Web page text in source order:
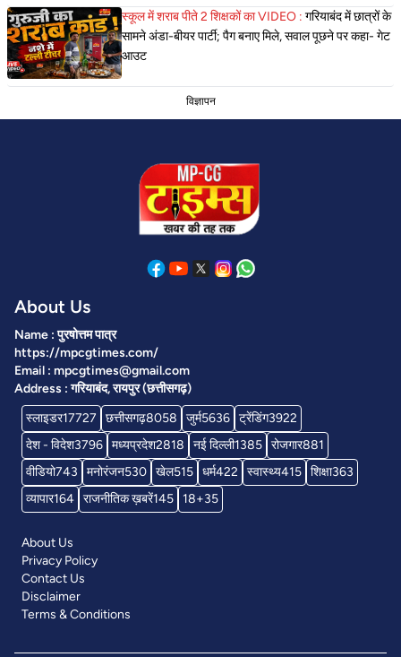
स्कूल में शराब पीते 2 शिक्षकों का VIDEO : गरियाबंद में छात्रों के
सामने अंडा-बीयर पार्टी; पैग बनाए मिले, सवाल पूछने पर कहा- गेट
आउट
विज्ञापन
About Us
Name : पुरषोत्तम पात्र
https://mpcgtimes.com/
Email : mpcgtimes@gmail.com
Address : गरियाबंद, रायपुर (छत्तीसगढ़)
स्लाइडर17727 छत्तीसगढ़8058 जुर्म5636 ट्रेंडिंग3922
देश - विदेश3796 मध्यप्रदेश2818 नई दिल्ली1385 रोजगार881
वीडियो743 मनोरंजन530 खेल515 धर्म422 स्वास्थ्य415 शिक्षा363
व्यापार164 राजनीतिक ख़बरें145 18+35
About Us
Privacy Policy
Contact Us
Disclaimer
Terms & Conditions